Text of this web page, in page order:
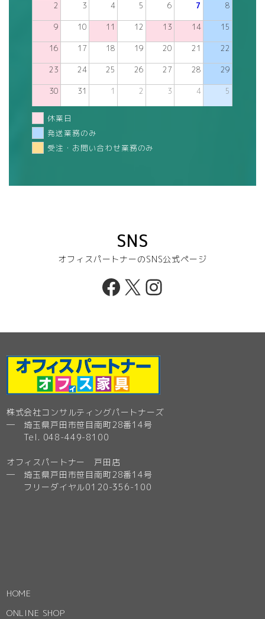
2 3 4 5 6 7 8
9 10 11 12 13 14 15
16 17 18 19 20 21 22
23 24 25 26 27 28 29
30 31 1 2 3 4 5
休業日
発送業務のみ
受注・お問い合わせ業務のみ
SNS
オフィスパートナーのSNS公式ページ
Facebook
X Instagram
株式会社コンサルティングパートナーズ
─ 埼玉県戸田市笹目南町28番14号
Tel. 048-449-8100
オフィスパートナー 戸田店
─ 埼玉県戸田市笹目南町28番14号
フリーダイヤル0120-356-100
HOME
ONLINE SHOP